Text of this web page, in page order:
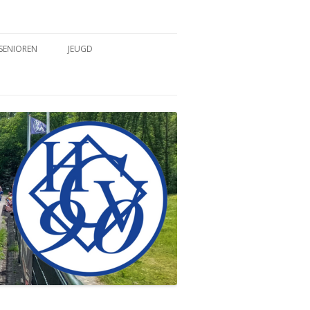
SENIOREN
TRAININGSTIJDEN
WEDSTRIJDVERSLAGEN
JEUGD
TRAININGSTIJDEN
WEDSTRIJDVERSLAGEN
SPELREGELS